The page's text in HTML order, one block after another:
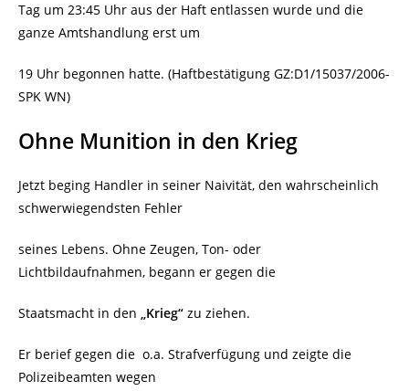
Tag um 23:45 Uhr aus der Haft entlassen wurde und die
ganze Amtshandlung erst um
19 Uhr begonnen hatte. (Haftbestätigung GZ:D1/15037/2006-
SPK WN)
Ohne Munition in den Krieg
Jetzt beging Handler in seiner Naivität, den wahrscheinlich
schwerwiegendsten Fehler
seines Lebens. Ohne Zeugen, Ton- oder
Lichtbildaufnahmen, begann er gegen die
Staatsmacht in den „Krieg“ zu ziehen.
Er berief gegen die o.a. Strafverfügung und zeigte die
Polizeibeamten wegen